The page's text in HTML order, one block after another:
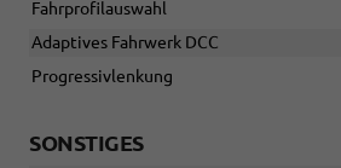
Fahrprofilauswahl
Adaptives Fahrwerk DCC
Progressivlenkung
SONSTIGES